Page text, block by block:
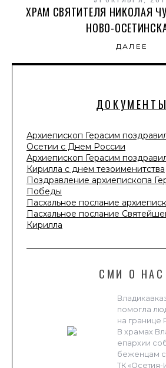
ДОКУМЕНТЫ
Архиепископ Герасим
Осетии с Днем России
Архиепископ Герасим
Кирилла с днем тезоименитства
Поздравление архиепископа
Победы
Пасхальное послание
Пасхальное послание
Кирилла
СМИ О НАС
помогла
на границе
В храмах
епархии
беженцам
ТК «Осетия-
ХРАМ СВЯТИТЕЛЯ НИКОЛАЯ
НОВО-
ДАЛЕЕ